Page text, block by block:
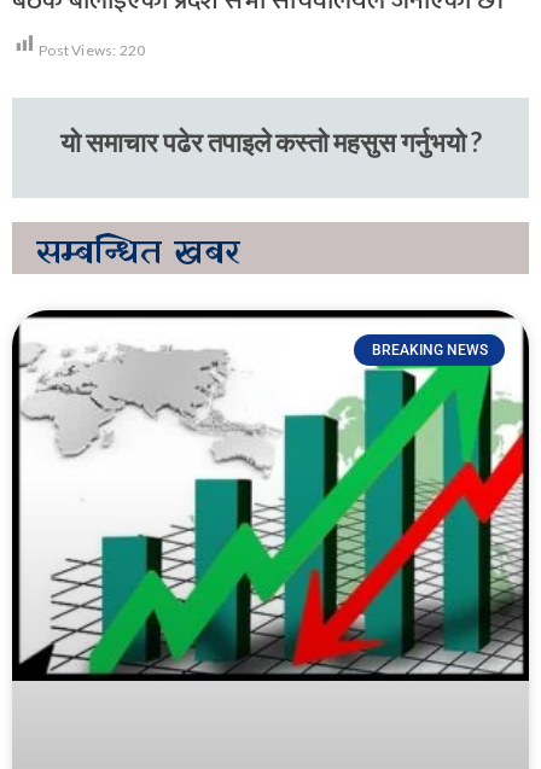
Post Views: 220
यो समाचार पढेर तपाइले कस्तो महसुस गर्नुभयो ?
सम्बन्धित खबर
BREAKING NEWS